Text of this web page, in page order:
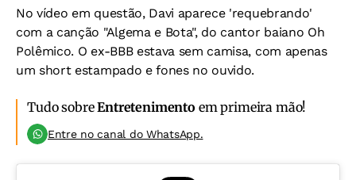
No vídeo em questão, Davi aparece 'requebrando'
com a canção "Algema e Bota", do cantor baiano Oh
Polêmico. O ex-BBB estava sem camisa, com apenas
um short estampado e fones no ouvido.
Tudo sobreEntretenimento em primeira mão!
Entre no canal do WhatsApp.